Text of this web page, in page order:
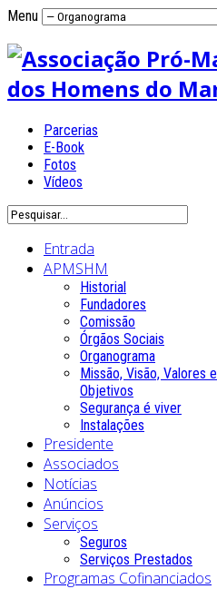
Menu
Parcerias
E-Book
Fotos
Vídeos
Entrada
APMSHM
Historial
Fundadores
Comissão
Órgãos Sociais
Organograma
Missão, Visão, Valores e
Objetivos
Segurança é viver
Instalações
Presidente
Associados
Notícias
Anúncios
Serviços
Seguros
Serviços Prestados
Programas Cofinanciados